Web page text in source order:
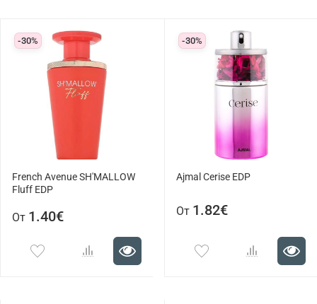
-30%
French Avenue SH'MALLOW
Fluff EDP
От 1.40€
-30%
Ajmal Cerise EDP
От 1.82€